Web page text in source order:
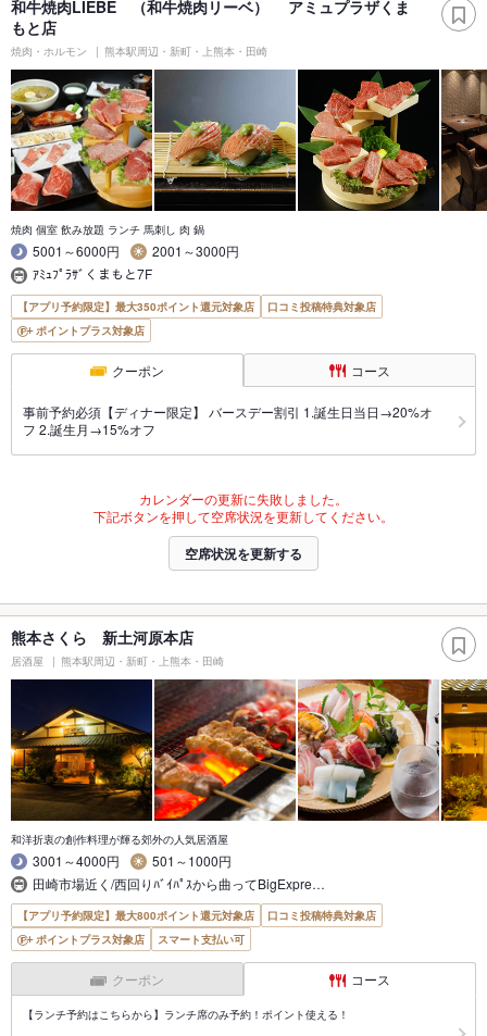
和牛焼肉LIEBE （和牛焼肉リーベ） アミュプラザくま
もと店
焼肉・ホルモン 熊本駅周辺・新町・上熊本・田崎
焼肉 個室 飲み放題 ランチ 馬刺し 肉 鍋
5001～6000円
2001～3000円
ｱﾐｭﾌﾟﾗｻﾞくまもと7F
【アプリ予約限定】最大350ポイント還元対象店
口コミ投稿特典対象店
ポイントプラス対象店
クーポン コース
事前予約必須【ディナー限定】 バースデー割引 1.誕生日当日→20%オ
フ 2.誕生月→15%オフ
カレンダーの更新に失敗しました。
下記ボタンを押して空席状況を更新してください。
空席状況を更新する
熊本さくら 新土河原本店
居酒屋 熊本駅周辺・新町・上熊本・田崎
和洋折衷の創作料理が輝る郊外の人気居酒屋
3001～4000円
501～1000円
田崎市場近く/西回りﾊﾞｲﾊﾟｽから曲ってBigExpre…
【アプリ予約限定】最大800ポイント還元対象店
口コミ投稿特典対象店
ポイントプラス対象店
スマート支払い可
クーポン コース
【ランチ予約はこちらから】ランチ席のみ予約！ポイント使える！